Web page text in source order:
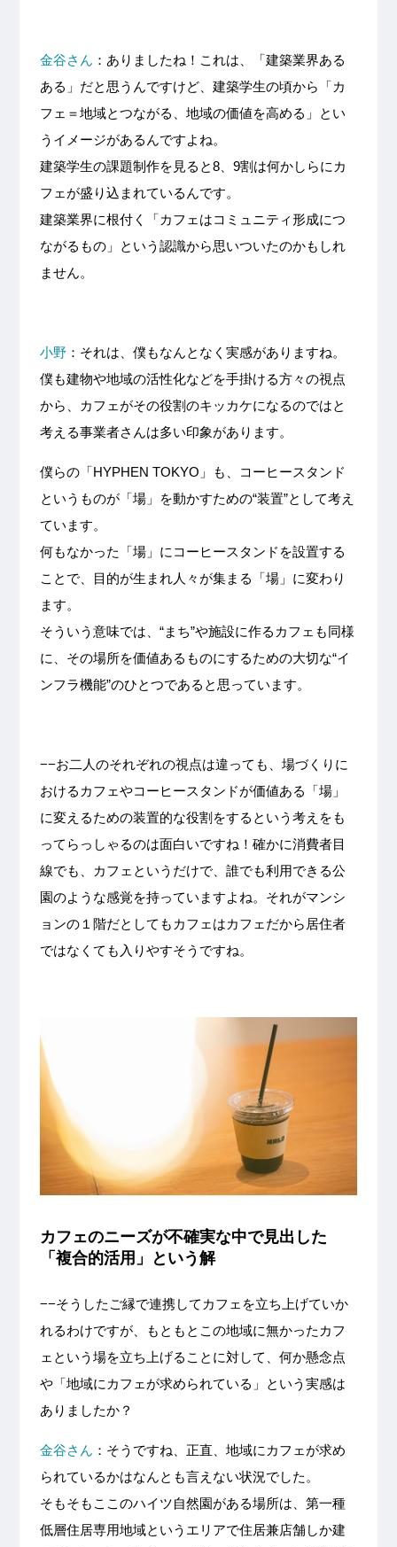
金谷さん ：ありましたね！これは、「建築業界ある
ある」だと思うんですけど、建築学生の頃から「カ
フェ＝地域とつながる、地域の価値を高める」とい
うイメージがあるんですよね。
建築学生の課題制作を見ると8、9割は何かしらにカ
フェが盛り込まれているんです。
建築業界に根付く「カフェはコミュニティ形成につ
ながるもの」という認識から思いついたのかもしれ
ません。
小野：それは、僕もなんとなく実感がありますね。
僕も建物や地域の活性化などを手掛ける方々の視点
から、カフェがその役割のキッカケになるのではと
考える事業者さんは多い印象があります。
僕らの「HYPHEN TOKYO」も、コーヒースタンド
というものが「場」を動かすための“装置”として考え
ています。
何もなかった「場」にコーヒースタンドを設置する
ことで、目的が生まれ人々が集まる「場」に変わり
ます。
そういう意味では、“まち”や施設に作るカフェも同様
に、その場所を価値あるものにするための大切な“イ
ンフラ機能”のひとつであると思っています。
−−お二人のそれぞれの視点は違っても、場づくりに
おけるカフェやコーヒースタンドが価値ある「場」
に変えるための装置的な役割をするという考えをも
ってらっしゃるのは面白いですね！確かに消費者目
線でも、カフェというだけで、誰でも利用できる公
園のような感覚を持っていますよね。それがマンシ
ョンの１階だとしてもカフェはカフェだから居住者
ではなくても入りやすそうですね。
カフェのニーズが不確実な中で見出した
「複合的活用」という解
−−そうしたご縁で連携してカフェを立ち上げていか
れるわけですが、もともとこの地域に無かったカフ
ェという場を立ち上げることに対して、何か懸念点
や「地域にカフェが求められている」という実感は
ありましたか？
金谷さん ：そうですね、正直、地域にカフェが求め
られているかはなんとも言えない状況でした。
そもそもここのハイツ自然園がある場所は、第一種
低層住居専用地域というエリアで住居兼店舗しか建